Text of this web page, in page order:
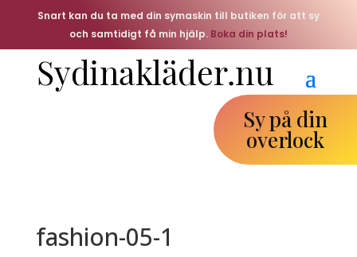
Snart kan du ta med din symaskin till butiken för att sy
och samtidigt få min hjälp. Boka din plats!
Sy på din
overlock
fashion-05-1